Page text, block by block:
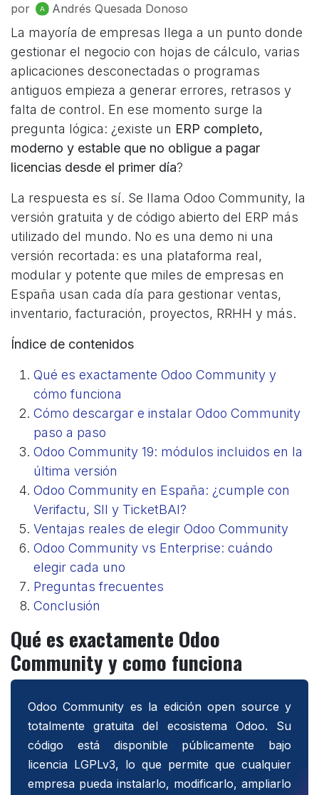
por
Andrés Quesada Donoso
La mayoría de empresas llega a un punto donde
gestionar el negocio con hojas de cálculo, varias
aplicaciones desconectadas o programas
antiguos empieza a generar errores, retrasos y
falta de control. En ese momento surge la
pregunta lógica: ¿existe un ERP completo,
moderno y estable que no obligue a pagar
licencias desde el primer día?
La respuesta es sí. Se llama Odoo Community, la
versión gratuita y de código abierto del ERP más
utilizado del mundo. No es una demo ni una
versión recortada: es una plataforma real,
modular y potente que miles de empresas en
España usan cada día para gestionar ventas,
inventario, facturación, proyectos, RRHH y más.
Índice de contenidos
Qué es exactamente Odoo Community y
cómo funciona
Cómo descargar e instalar Odoo Community
paso a paso
Odoo Community 19: módulos incluidos en la
última versión
Odoo Community en España: ¿cumple con
Verifactu, SII y TicketBAI?
Ventajas reales de elegir Odoo Community
Odoo Community vs Enterprise: cuándo
elegir cada uno
Preguntas frecuentes
Conclusión
Qué es exactamente Odoo
Community y como funciona
Odoo Community es la edición open source y
totalmente gratuita del ecosistema Odoo. Su
código está disponible públicamente bajo
licencia LGPLv3, lo que permite que cualquier
empresa pueda instalarlo, modificarlo, ampliarlo